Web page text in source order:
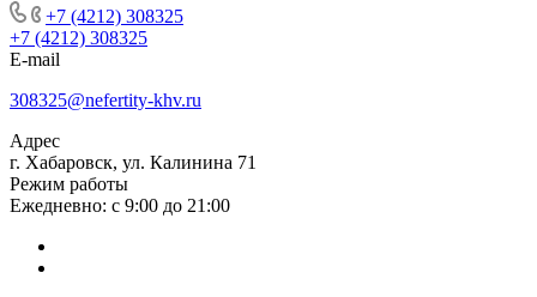
+7 (4212) 308325
+7 (4212) 308325
E-mail
308325@nefertity-khv.ru
Адрес
г. Хабаровск, ул. Калинина 71
Режим работы
Ежедневно: с 9:00 до 21:00